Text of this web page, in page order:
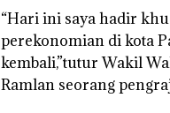
“Hari ini saya hadir
perekonomian di kota
kembali,”tutur Wakil
Ramlan seorang